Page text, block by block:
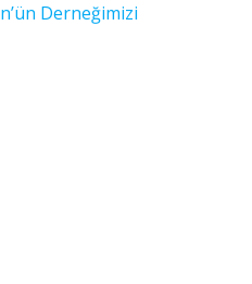
Derneğimizi